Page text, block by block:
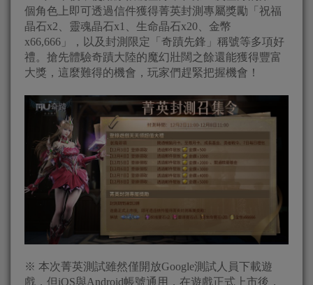
個角色上即可透過信件獲得菁英封測專屬獎勵「祝福
晶石x2、靈魂晶石x1、生命晶石x20、金幣
x66,666」，以及封測限定「奇蹟先鋒」稱號等多項好
禮。搶先體驗奇蹟大陸的魔幻壯闊之餘還能獲得豐富
大獎，這麼難得的機會，玩家們趕緊把握機會！
※ 本次菁英測試雖然僅開放Google測試人員下載遊
戲，但iOS與Android帳號通用，在遊戲正式上市後，